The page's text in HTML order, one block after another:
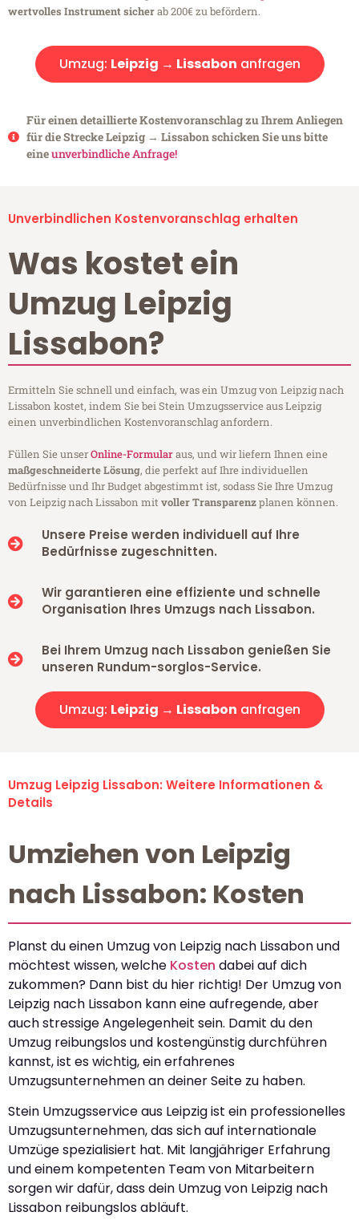
wertvolles Instrument sicherab 200€ zu befördern.
Umzug: Leipzig → Lissabon anfragen
Für einen detaillierte Kostenvoranschlag zu Ihrem Anliegen
für die Strecke Leipzig → Lissabon schicken Sie uns bitte
eineunverbindliche Anfrage!
Unverbindlichen Kostenvoranschlag erhalten
Was kostet ein
Umzug Leipzig
Lissabon?
Ermitteln Sie schnell und einfach, was ein Umzug von Leipzig nach
Lissabon kostet, indem Sie bei Stein Umzugsservice aus Leipzig
einen unverbindlichen Kostenvoranschlag anfordern.
Füllen Sie unserOnline-Formularaus, und wir liefern Ihnen eine
maßgeschneiderte Lösung, die perfekt auf Ihre individuellen
Bedürfnisse und Ihr Budget abgestimmt ist, sodass Sie Ihre Umzug
von Leipzig nach Lissabon mitvoller Transparenzplanen können.
Unsere Preise werden individuell auf Ihre
Bedürfnisse zugeschnitten.
Wir garantieren eine effiziente und schnelle
Organisation Ihres Umzugs nach Lissabon.
Bei Ihrem Umzug nach Lissabon genießen Sie
unseren Rundum-sorglos-Service.
Umzug: Leipzig → Lissabon anfragen
Umzug Leipzig Lissabon: Weitere Informationen &
Details
Umziehen von Leipzig
nach Lissabon: Kosten
Planst du einen Umzug von Leipzig nach Lissabon und
möchtest wissen, welche Kosten dabei auf dich
zukommen? Dann bist du hier richtig! Der Umzug von
Leipzig nach Lissabon kann eine aufregende, aber
auch stressige Angelegenheit sein. Damit du den
Umzug reibungslos und kostengünstig durchführen
kannst, ist es wichtig, ein erfahrenes
Umzugsunternehmen an deiner Seite zu haben.
Stein Umzugsservice aus Leipzig ist ein professionelles
Umzugsunternehmen, das sich auf internationale
Umzüge spezialisiert hat. Mit langjähriger Erfahrung
und einem kompetenten Team von Mitarbeitern
sorgen wir dafür, dass dein Umzug von Leipzig nach
Lissabon reibungslos abläuft.